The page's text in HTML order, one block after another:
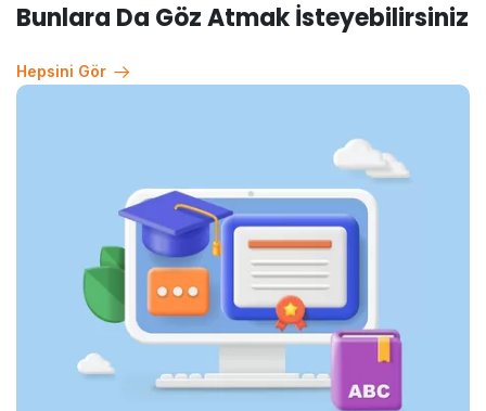
Bunlara Da Göz Atmak İsteyebilirsiniz
Hepsini Gör